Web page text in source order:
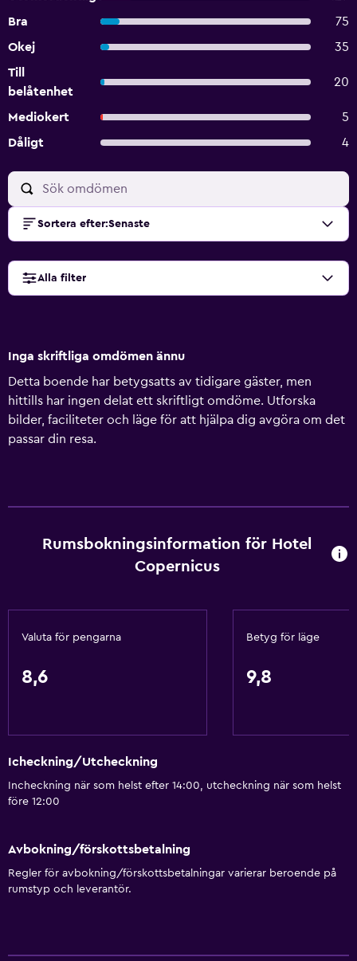
Bra
75
Okej
35
Till
belåtenhet
20
Mediokert
5
Dåligt
4
Sortera efter:Senaste
Alla filter
Inga skriftliga omdömen ännu
Detta boende har betygsatts av tidigare gäster, men
hittills har ingen delat ett skriftligt omdöme. Utforska
bilder, faciliteter och läge för att hjälpa dig avgöra om det
passar din resa.
Rumsbokningsinformation för Hotel
Copernicus
Valuta för pengarna
8,6
Betyg för läge
9,8
Icheckning/Utcheckning
Incheckning när som helst efter 14:00, utcheckning när som helst
före 12:00
Avbokning/förskottsbetalning
Regler för avbokning/förskottsbetalningar varierar beroende på
rumstyp och leverantör.